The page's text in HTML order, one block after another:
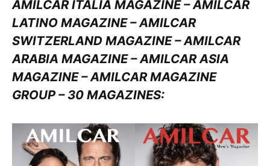
AMILCAR ITALIA MAGAZINE – AMILCAR
LATINO MAGAZINE – AMILCAR
SWITZERLAND MAGAZINE – AMILCAR
ARABIA MAGAZINE – AMILCAR ASIA
MAGAZINE – AMILCAR MAGAZINE
GROUP – 30 MAGAZINES: